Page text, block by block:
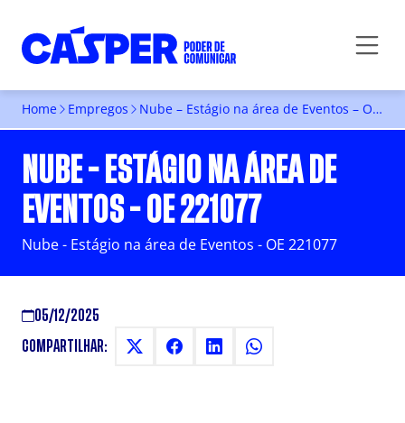
Home Empregos Nube – Estágio na área de Eventos – OE 221077
NUBE - ESTÁGIO NA ÁREA DE
EVENTOS - OE 221077
Nube - Estágio na área de Eventos - OE 221077
05/12/2025
COMPARTILHAR: